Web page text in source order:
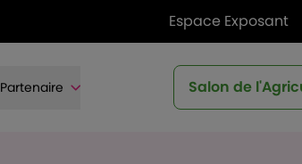
Espace Exposant
Partenaire Salon de